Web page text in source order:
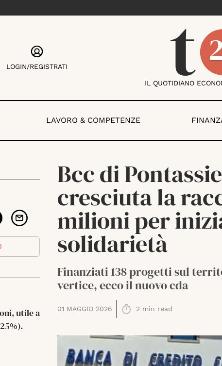
LOGIN/REGISTRATI
IL QUOTIDIANO
LAVORO & COMPETENZE
utile a
Bcc di
cresciuta la
milioni per
solidarietà
Finanziati 138 progetti sul
vertice, ecco il nuovo cda
01 MAGGIO 2026 2 min read